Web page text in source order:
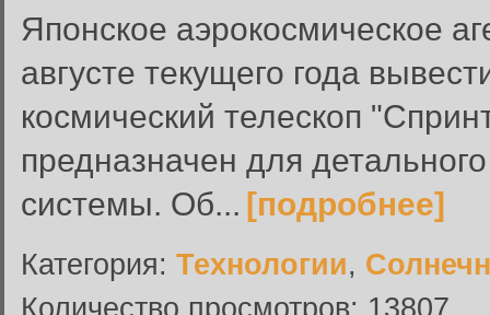
Японское аэрокосмическое
августе текущего года
космический телескоп
предназначен для
системы. Об... [подробнее]
Категория: Технологии,
Количество просмотров: 13807